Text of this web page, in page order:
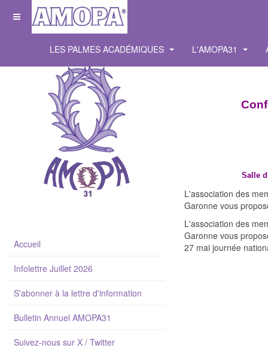
LES PALMES ACADÉMIQUES L'AMOPA31
Salle
L'association des
Garonne vous
L'association des
Garonne vous
27 mai journée
Accueil
Infolettre Juillet 2026
S'abonner à la lettre d'information
Bulletin Annuel AMOPA31
Suivez-nous sur X / Twitter